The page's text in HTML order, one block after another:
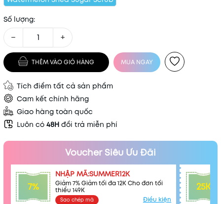
Số lượng:
− +
THÊM VÀO GIỎ HÀNG MUA NGAY
Tích điểm tất cả sản phẩm
Cam kết chính hãng
Giao hàng toàn quốc
Luôn có 48H đổi trả miễn phí
Voucher Siêu Ưu Đãi
7%
NHẬP MÃ:SUMMER12K
Giảm 7% Giảm tối đa 12K Cho đơn tối
thiểu 149K
Sao chép mã Điều kiện
25K